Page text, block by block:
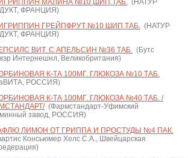
МАЛИНА №10 ШИП.ТАБ.(НАТУР
ФРАНЦИЯ)
ГРЕЙПФРУТ №10 ШИП.ТАБ.(НАТУР
ФРАНЦИЯ)
ВИТ. С АПЕЛЬСИН №36 ТАБ.(Бутс
Интернешнл, Великобритания)
К-ТА 100МГ. ГЛЮКОЗА №10 ТАБ.
РОССИЯ)
К-ТА 100МГ. ГЛЮКОЗА №40 ТАБ. /
(Фармстандарт-Уфимский
завод, РОССИЯ)
ЛИМОН ОТ ГРИППА И ПРОСТУДЫ №4 ПАК.
Консьюмер Хелс С.А., Швейцарская